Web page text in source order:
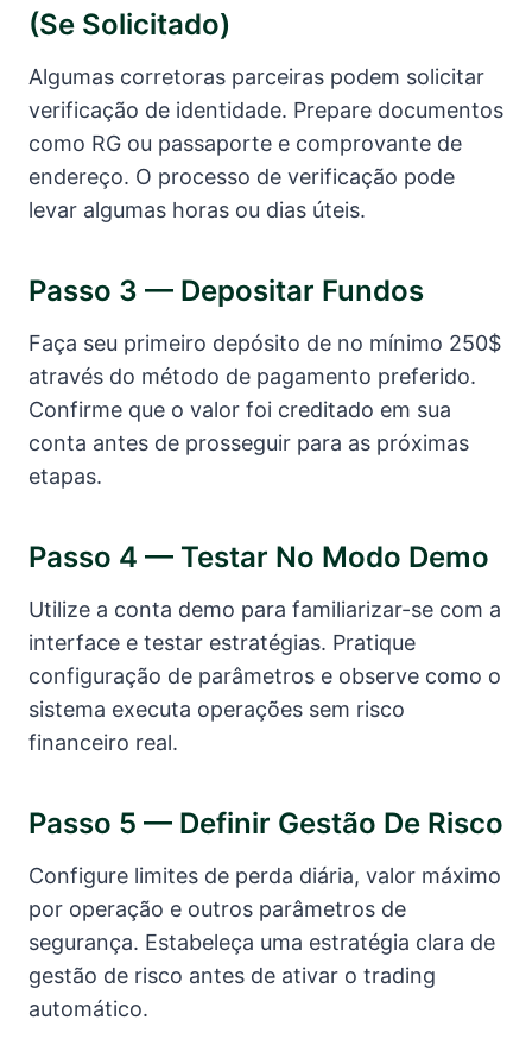
(se Solicitado)
Algumas corretoras parceiras podem solicitar
verificação de identidade. Prepare documentos
como RG ou passaporte e comprovante de
endereço. O processo de verificação pode
levar algumas horas ou dias úteis.
Passo 3 — Depositar Fundos
Faça seu primeiro depósito de no mínimo 250$
através do método de pagamento preferido.
Confirme que o valor foi creditado em sua
conta antes de prosseguir para as próximas
etapas.
Passo 4 — Testar No Modo Demo
Utilize a conta demo para familiarizar-se com a
interface e testar estratégias. Pratique
configuração de parâmetros e observe como o
sistema executa operações sem risco
financeiro real.
Passo 5 — Definir Gestão De Risco
Configure limites de perda diária, valor máximo
por operação e outros parâmetros de
segurança. Estabeleça uma estratégia clara de
gestão de risco antes de ativar o trading
automático.